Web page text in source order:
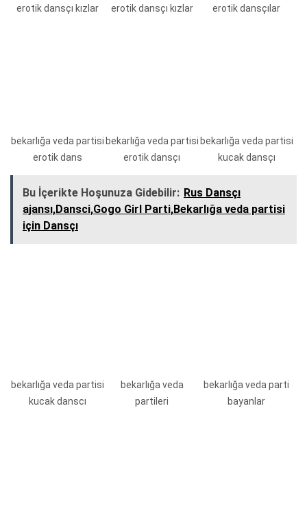
erotik dansçı kızlar
erotik dansçı kızlar
erotik dansçılar
bekarlığa veda partisi
erotik dans
bekarlığa veda partisi
erotik dansçı
bekarlığa veda partisi
kucak dansçı
Bu İçerikte Hoşunuza Gidebilir: Rus Dansçı
ajansı,Dansci,Gogo Girl Parti,Bekarlığa veda partisi
için Dansçı
bekarlığa veda partisi
kucak danscı
bekarlığa veda
partileri
bekarlığa veda parti
bayanlar